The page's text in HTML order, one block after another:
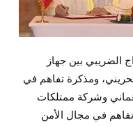
الضريبي بين جهاز
ومذكرة تفاهم في
وشركة ممتلكات
في مجال الأمن